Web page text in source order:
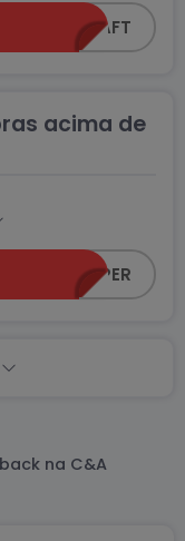
5OFF-CEAFT
acima de
CEA-SUPER
na C&A